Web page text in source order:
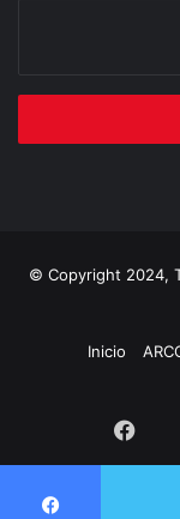
© Copyright 2024,
Inicio